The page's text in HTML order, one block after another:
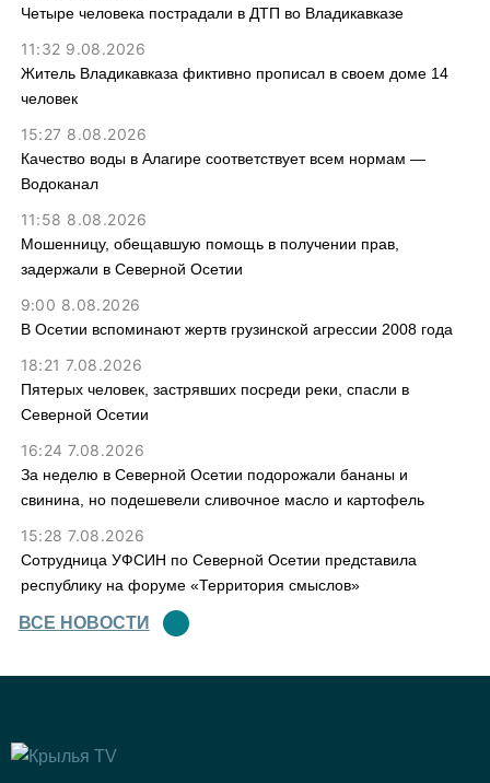
Четыре человека пострадали в ДТП во Владикавказе
11:32 9.08.2026
Житель Владикавказа фиктивно прописал в своем доме 14
человек
15:27 8.08.2026
Качество воды в Алагире соответствует всем нормам —
Водоканал
11:58 8.08.2026
Мошенницу, обещавшую помощь в получении прав,
задержали в Северной Осетии
9:00 8.08.2026
В Осетии вспоминают жертв грузинской агрессии 2008 года
18:21 7.08.2026
Пятерых человек, застрявших посреди реки, спасли в
Северной Осетии
16:24 7.08.2026
За неделю в Северной Осетии подорожали бананы и
свинина, но подешевели сливочное масло и картофель
15:28 7.08.2026
Сотрудница УФСИН по Северной Осетии представила
республику на форуме «Территория смыслов»
ВСЕ НОВОСТИ